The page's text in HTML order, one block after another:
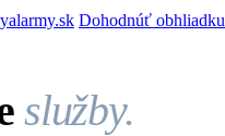
Dohodnúť obhliadku
služby.